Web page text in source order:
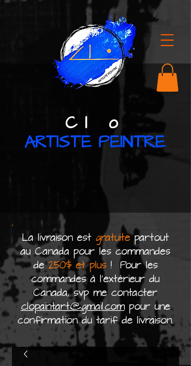
C l o
ARTISTE PEINTRE
La livraison est gratuitepartout
au Canada pour les commandes
de250$ et plus! Pour les
commandes à l'extérieur du
Canada, svp me contacter
clopaintart@gmail.com pour une
confirmation du tarif de livraison.